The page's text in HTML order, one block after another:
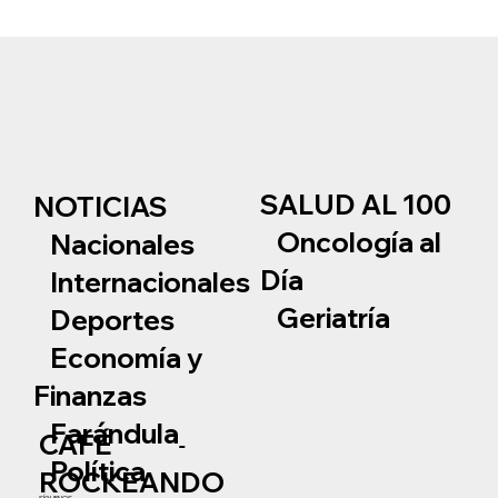
NOTICIAS
Nacionales
Internacionales
Deportes
Economía y
Finanzas
Farándula
Política
SALUD AL 100
Oncología al
Día
Geriatría
CAFÉ
ROCKEANDO